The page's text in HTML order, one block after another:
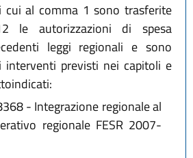
cui al comma 1 sono trasferite
le autorizzazioni di spesa
leggi regionali e sono
interventi previsti nei capitoli e
- Integrazione regionale al
regionale FESR 2007-